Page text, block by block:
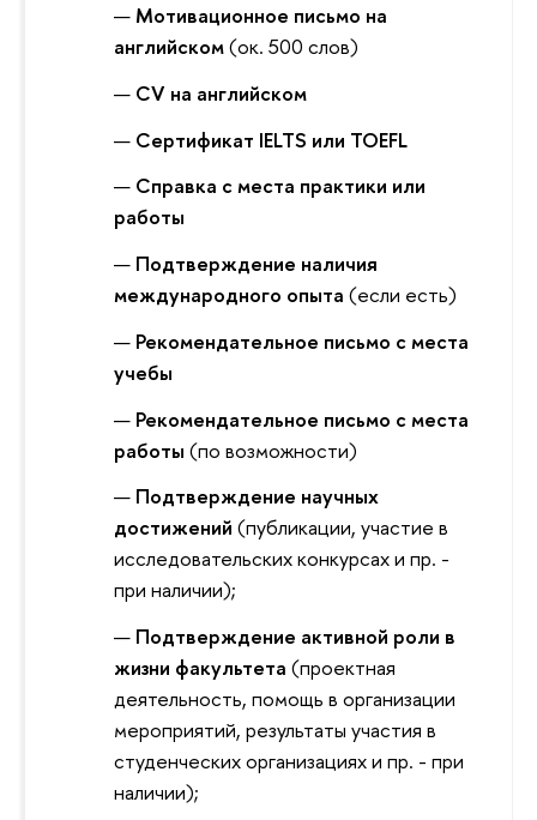
Мотивационное письмо на
английском(ок. 500 слов)
CV на английском
Сертификат IELTS или TOEFL
Справка с места практики или
работы
Подтверждение наличия
международного опыта (если есть)
Рекомендательное письмо с места
учебы
Рекомендательное письмо с места
работы (по возможности)
Подтверждение научных
достижений (публикации, участие в
исследовательских конкурсах и пр. -
при наличии);
Подтверждение активной роли в
жизни факультета (проектная
деятельность, помощь в организации
мероприятий, результаты участия в
студенческих организациях и пр. - при
наличии);